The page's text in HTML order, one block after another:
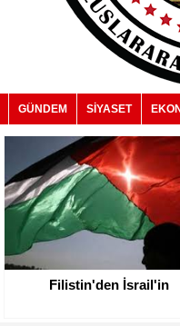
GÜNDEM SİYASET
Filistin'den İsrail'in